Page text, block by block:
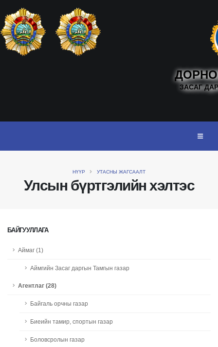
ЗАСАГ
Улсын бүртгэлийн хэлтэс
НҮҮР УТАСНЫ ЖАГСААЛТ
БАЙГУУЛЛАГА
Аймаг (1)
Аймгийн Засаг даргын Тамгын газар
Агентлаг (28)
Байгаль орчны газар
Биеийн тамир, спортын газар
Боловсролын газар